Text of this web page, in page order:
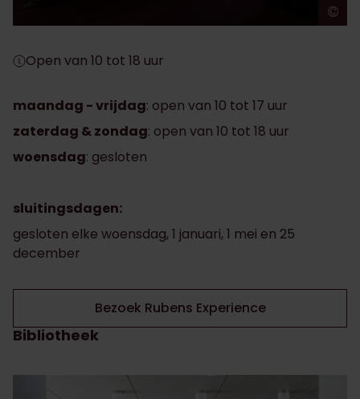
©
Open van 10 tot 18 uur
maandag - vrijdag: ​​open van 10 tot 17 uur
zaterdag & zondag:​​ open van 10 tot 18 uur
woensdag: gesloten
sluitingsdagen:
gesloten elke woensdag, 1 januari, 1 mei en 25
december
Bezoek Rubens Experience
Bibliotheek